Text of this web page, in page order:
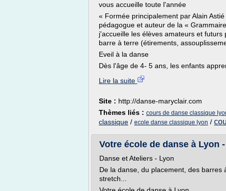
vous accueille toute l'année
« Formée principalement par Alain
pédagogue et auteur de la «
j'accueille les élèves amateurs et
barre à terre (étirements,
Eveil à la danse
Dès l'âge de 4- 5 ans, les enfants
Lire la suite
Site : http://danse-maryclair.com
Thèmes liés : cours de danse classique
classique / ecole danse classique lyon /
Votre école de danse à Lyon
Danse et Ateliers - Lyon
De la danse, du placement, des barres
stretch...